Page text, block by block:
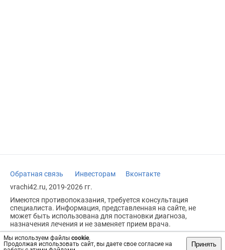
Мы используем файлы cookie.
Продолжая использовать сайт, вы даете свое согласие на
Принять
Обратная связь Инвесторам
Вконтакте
vrachi42.ru, 2019-2026 гг.
Имеются противопоказания, требуется консультация
специалиста. Информация, представленная на сайте, не
может быть использована для постановки диагноза,
назначения лечения и не заменяет прием врача.
Возрастное ограничение: 18+